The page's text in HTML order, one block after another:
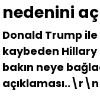
nedenini
Donald Trump
kaybeden
bakın neye